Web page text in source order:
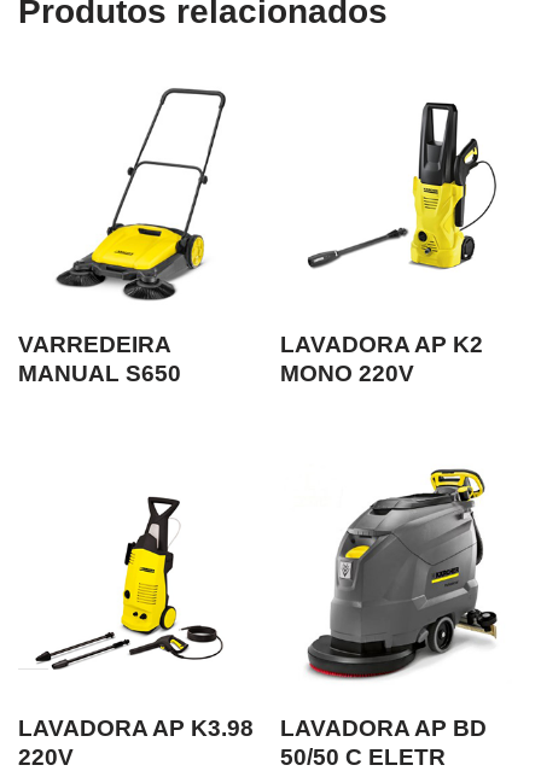
Produtos relacionados
VARREDEIRA
MANUAL S650
LAVADORA AP K2
MONO 220V
LAVADORA AP K3.98
220V
LAVADORA AP BD
50/50 C ELETR